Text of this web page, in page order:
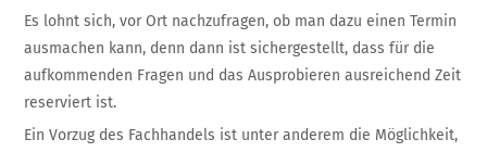
Es lohnt sich, vor Ort nachzufragen, ob man dazu einen Termin
ausmachen kann, denn dann ist sichergestellt, dass für die
aufkommenden Fragen und das Ausprobieren ausreichend Zeit
reserviert ist.
Ein Vorzug des Fachhandels ist unter anderem die Möglichkeit,